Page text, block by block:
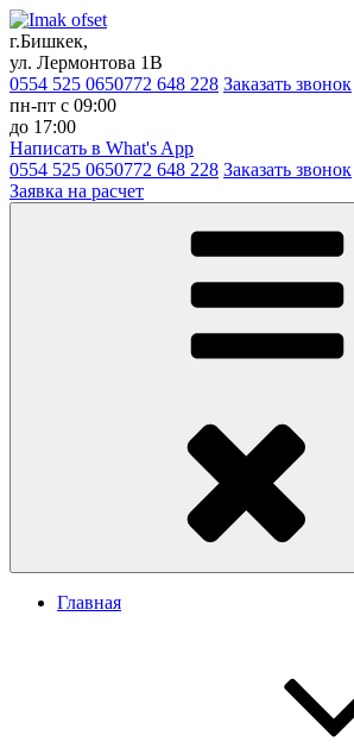
г.Бишкек,
ул. Лермонтова 1В
0554 525 0650772 648 228 Заказать звонок
пн-пт с 09:00
до 17:00
Написать в What's App
0554 525 0650772 648 228 Заказать звонок
Заявка на расчет
Главная